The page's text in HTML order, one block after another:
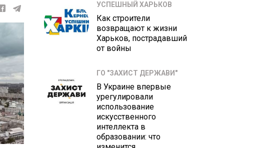
УСПЕШНЫЙ ХАРЬКОВ
Как строители
возвращают к жизни
Харьков, пострадавший
от войны
ГО "ЗАХИСТ ДЕРЖАВИ"
В Украине впервые
урегулировали
использование
искусственного
интеллекта в
образовании: что